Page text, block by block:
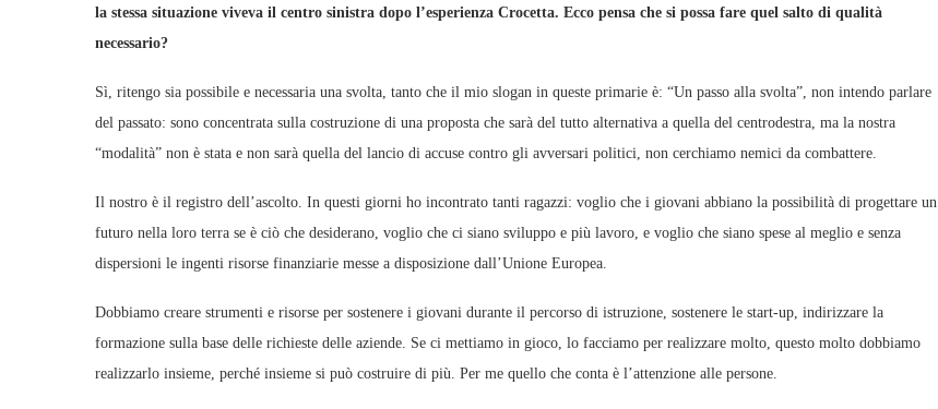
la stessa situazione viveva il centro sinistra dopo l’esperienza Crocetta. Ecco pensa che si possa fare quel salto di qualità
necessario?
Sì, ritengo sia possibile e necessaria una svolta, tanto che il mio slogan in queste primarie è: “Un passo alla svolta”, non intendo parlare
del passato: sono concentrata sulla costruzione di una proposta che sarà del tutto alternativa a quella del centrodestra, ma la nostra
“modalità” non è stata e non sarà quella del lancio di accuse contro gli avversari politici, non cerchiamo nemici da combattere.
Il nostro è il registro dell’ascolto. In questi giorni ho incontrato tanti ragazzi: voglio che i giovani abbiano la possibilità di progettare un
futuro nella loro terra se è ciò che desiderano, voglio che ci siano sviluppo e più lavoro, e voglio che siano spese al meglio e senza
dispersioni le ingenti risorse finanziarie messe a disposizione dall’Unione Europea.
Dobbiamo creare strumenti e risorse per sostenere i giovani durante il percorso di istruzione, sostenere le start-up, indirizzare la
formazione sulla base delle richieste delle aziende. Se ci mettiamo in gioco, lo facciamo per realizzare molto, questo molto dobbiamo
realizzarlo insieme, perché insieme si può costruire di più. Per me quello che conta è l’attenzione alle persone.